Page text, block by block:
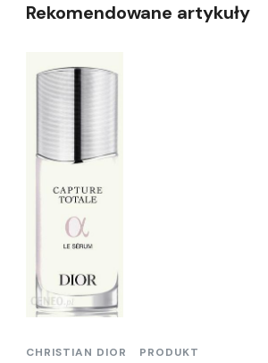
Rekomendowane artykuły
CHRISTIAN DIOR PRODUKT